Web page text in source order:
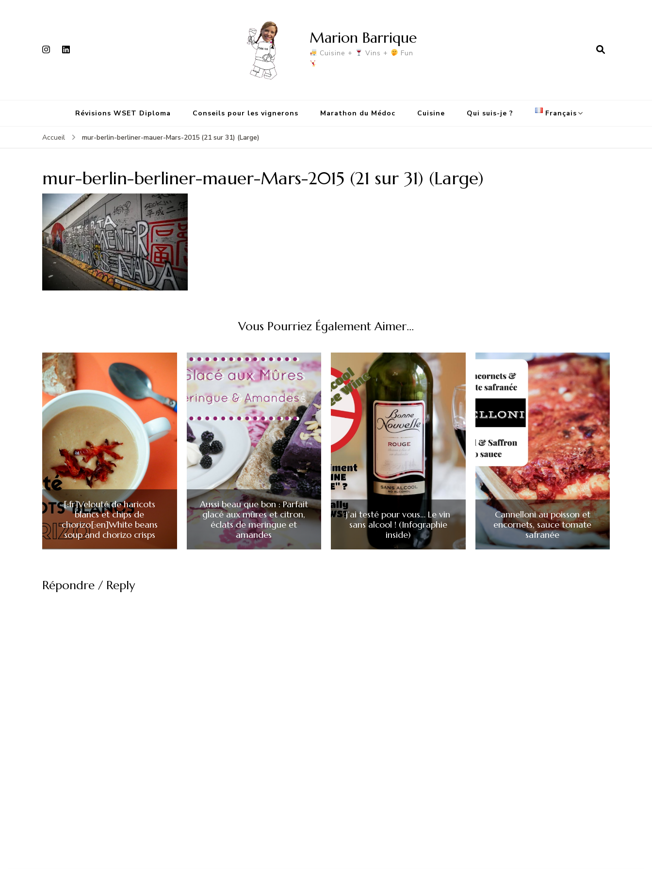
Marion Barrique
Cuisine + Vins + Fun
Révisions WSET Diploma Conseils pour les vignerons Marathon du Médoc Cuisine Qui suis-je ? Français
Accueil mur-berlin-berliner-mauer-Mars-2015 (21 sur 31) (Large)
mur-berlin-berliner-mauer-Mars-2015 (21 sur 31) (Large)
Vous Pourriez Également Aimer...
[:fr]Velouté de haricots
blancs et chips de
chorizo[:en]White beans
soup and chorizo crisps
Aussi beau que bon : Parfait
glacé aux mûres et citron,
éclats de meringue et
amandes
J’ai testé pour vous… Le vin
sans alcool ! (Infographie
inside)
Cannelloni au poisson et
encornets, sauce tomate
safranée
Répondre / Reply